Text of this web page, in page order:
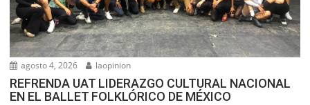
agosto 4, 2026 laopinion
REFRENDA UAT LIDERAZGO CULTURAL NACIONAL
EN EL BALLET FOLKLÓRICO DE MÉXICO